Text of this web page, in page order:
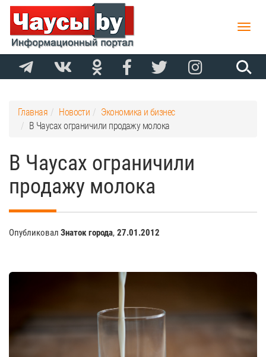
Toggle
Главная Новости
Экономика и бизнес
В Чаусах ограничили продажу молока
В Чаусах ограничили
продажу молока
Опубликовал Знаток города, 27.01.2012